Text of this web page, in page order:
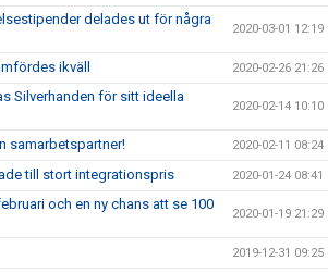
delades ut för några
2020-03-01 12:19
ikväll 2020-02-26 21:26
Silverhanden för sitt ideella
2020-02-14 10:10
samarbetspartner! 2020-02-11 08:24
till stort integrationspris 2020-01-24 08:41
och en ny chans att se 100
2020-01-19 21:29
2019-12-31 09:25